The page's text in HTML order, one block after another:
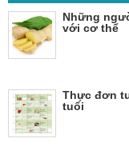
Những
với cơ thể
Thực đơn
tuổi